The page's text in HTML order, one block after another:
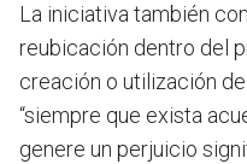
La iniciativa también
reubicación dentro del
creación o utilización
“siempre que exista
genere un perjuicio